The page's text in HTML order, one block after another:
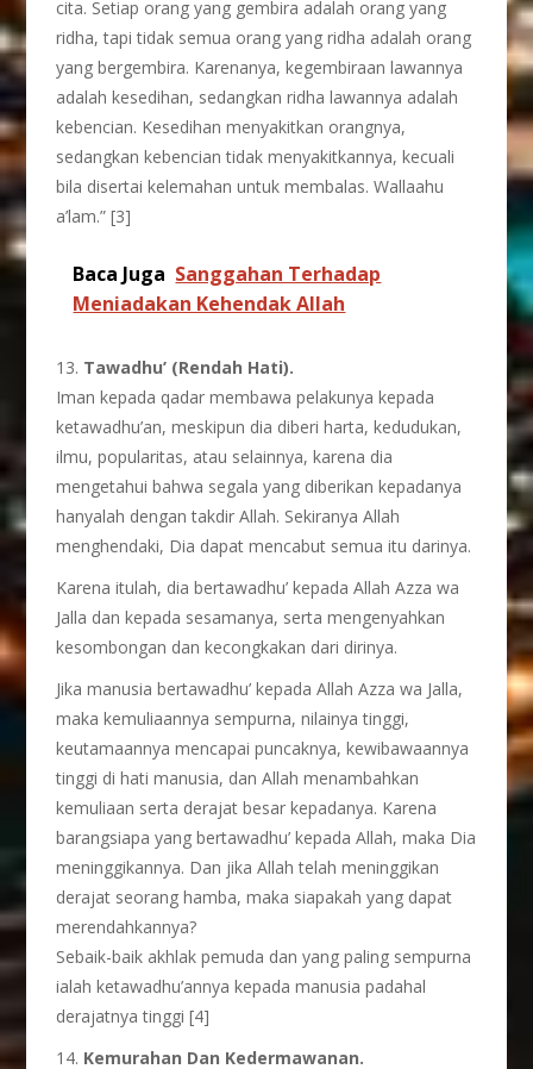
cita. Setiap orang yang gembira adalah orang yang
ridha, tapi tidak semua orang yang ridha adalah orang
yang bergembira. Karenanya, kegembiraan lawannya
adalah kesedihan, sedangkan ridha lawannya adalah
kebencian. Kesedihan menyakitkan orangnya,
sedangkan kebencian tidak menyakitkannya, kecuali
bila disertai kelemahan untuk membalas. Wallaahu
a’lam.” [3]
Baca Juga Sanggahan Terhadap
Meniadakan Kehendak Allah
13. Tawadhu’ (Rendah Hati).
Iman kepada qadar membawa pelakunya kepada
ketawadhu’an, meskipun dia diberi harta, kedudukan,
ilmu, popularitas, atau selainnya, karena dia
mengetahui bahwa segala yang diberikan kepadanya
hanyalah dengan takdir Allah. Sekiranya Allah
menghendaki, Dia dapat mencabut semua itu darinya.
Karena itulah, dia bertawadhu’ kepada Allah Azza wa
Jalla dan kepada sesamanya, serta mengenyahkan
kesombongan dan kecongkakan dari dirinya.
Jika manusia bertawadhu’ kepada Allah Azza wa Jalla,
maka kemuliaannya sempurna, nilainya tinggi,
keutamaannya mencapai puncaknya, kewibawaannya
tinggi di hati manusia, dan Allah menambahkan
kemuliaan serta derajat besar kepadanya. Karena
barangsiapa yang bertawadhu’ kepada Allah, maka Dia
meninggikannya. Dan jika Allah telah meninggikan
derajat seorang hamba, maka siapakah yang dapat
merendahkannya?
Sebaik-baik akhlak pemuda dan yang paling sempurna
ialah ketawadhu’annya kepada manusia padahal
derajatnya tinggi [4]
14. Kemurahan Dan Kedermawanan.